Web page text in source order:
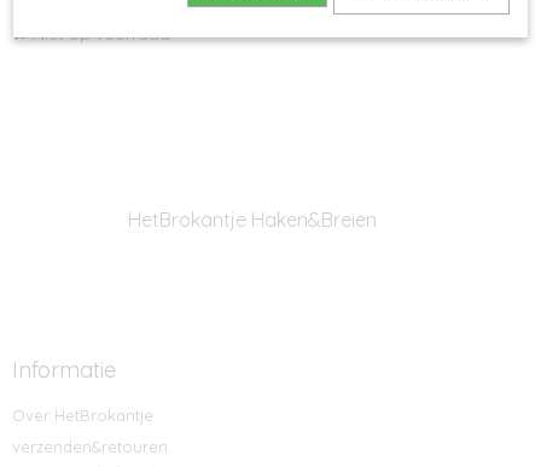
✘Niet op voorraad
HetBrokantje Haken&Breien
Informatie
Over HetBrokantje
verzenden&retouren